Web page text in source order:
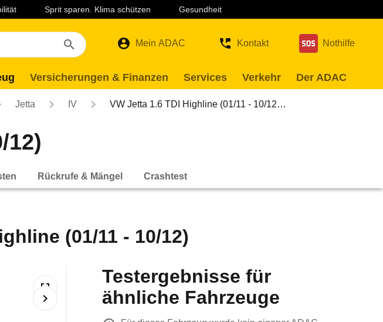
Sprit sparen. Klima schützen Gesundheit
Mein ADAC Kontakt Nothilfe
Versicherungen & Finanzen Services Verkehr Der ADAC
Jetta IV VW Jetta 1.6 TDI Highline (01/11 - 10/12…
12)
Rückrufe & Mängel Crashtest
(01/11 - 10/12)
Testergebnisse für
ähnliche Fahrzeuge